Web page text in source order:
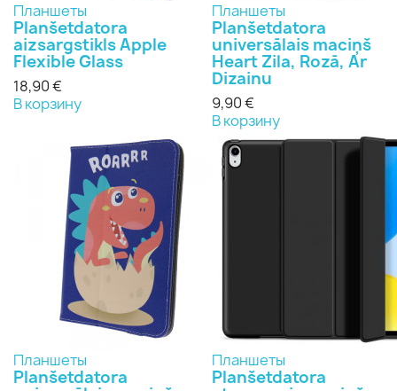
Планшеты
Planšetdatora
aizsargstikls Apple
Flexible Glass
18,90 €
В корзину
Планшеты
Planšetdatora
universālais maciņš
Heart Zila, Rozā, Ar
Dizainu
9,90 €
В корзину
Планшеты
Planšetdatora
Планшеты
Planšetdatora